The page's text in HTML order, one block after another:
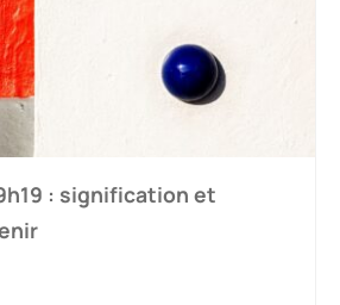
: signification et